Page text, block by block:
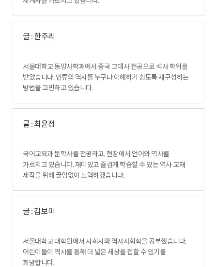
글 : 한주리
서울대학교 동양사학과에서 중국 고대사 전공으로 석사 학위를
받았습니다. 인류의 역사를 누구나 이해하기 쉽도록 재구성하는
방법을 고민하고 있습니다.
글 : 최윤정
국어교육과 문학사를 전공하고, 현장에서 언어와 역사를
가르치고 있습니다. 재미있고 즐겁게 학습할 수 있는 역사 교재
제작을 위해 끊임없이 노력하겠습니다.
글 : 김보미
서울대학교 대학원에서 사회사와 역사사회학을 공부했습니다.
어린이들이 역사를 통해 더 넓은 세상을 접할 수 있기를
희망합니다.